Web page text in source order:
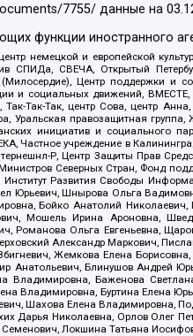
7755/ данные на
функции иностранного
немецкой и европейской
СВЕЧА, Открытый
Центр поддержки и
и социальных движений,
Так-Так-Так, центр Сова, центр
Уральская правозащитная
инициатив и социального
учреждение в
Р, Центр Защиты Прав
Северных Стран, Фонд
Развития Свободы
Юрьевич, Шнырова Ольга
Бойко Анатолий Николаевич,
Мошель Ирина Ароновна,
Романова Ольга Евгеньевна,
Александр Маркович,
Жемкова Елена
Анатольевич, Блинушов Андрей
Владимировна, Баженова
Владимировна, Буртина Елена
Шахова Елена Владимировна,
Дарья Николаевна, Орлов Олег
Локшина Татьяна